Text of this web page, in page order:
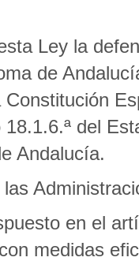
Ley la
de
del
Andalucía.
en el
medidas